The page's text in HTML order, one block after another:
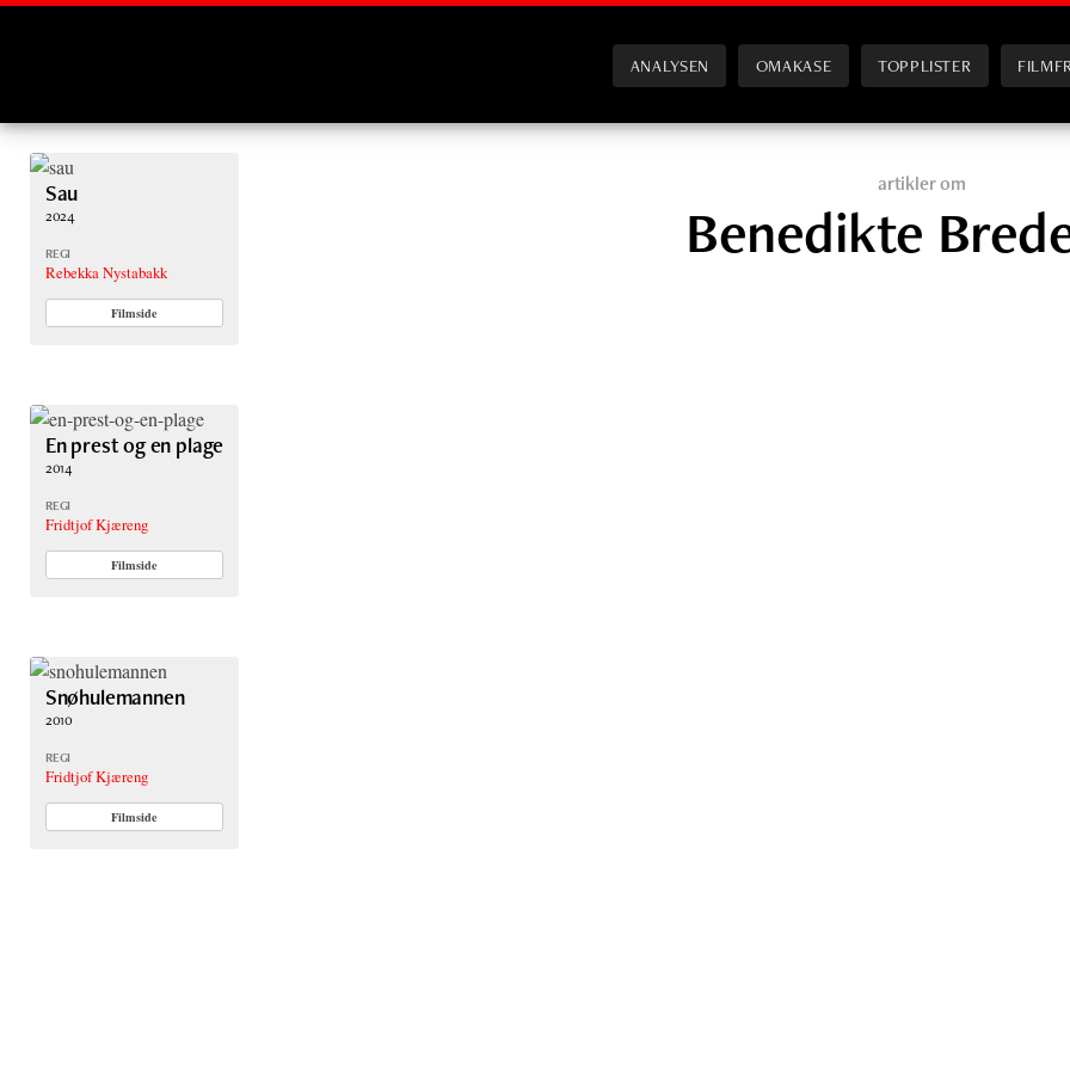
ANALYSEN OMAKASE TOPPLISTER
Sau
2024
REGI
Rebekka Nystabakk
Filmside
En prest og en plage
2014
REGI
Fridtjof Kjæreng
Filmside
Snøhulemannen
2010
REGI
Fridtjof Kjæreng
Filmside
artikler om
Benedikte